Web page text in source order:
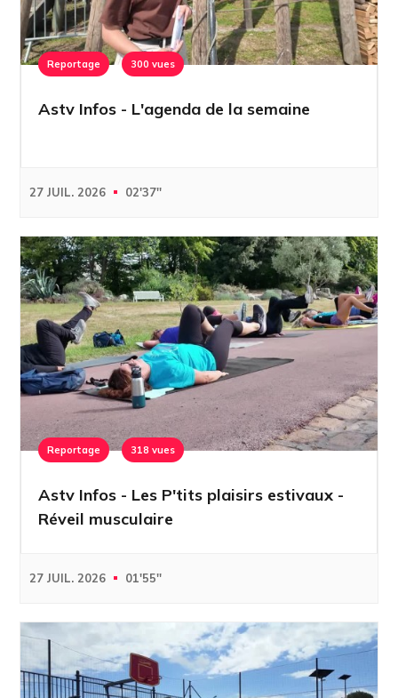
Reportage 300 vues
Astv Infos - L'agenda de la semaine
27 JUIL. 2026 02'37''
Reportage 318 vues
Astv Infos - Les P'tits plaisirs estivaux -
Réveil musculaire
27 JUIL. 2026 01'55''